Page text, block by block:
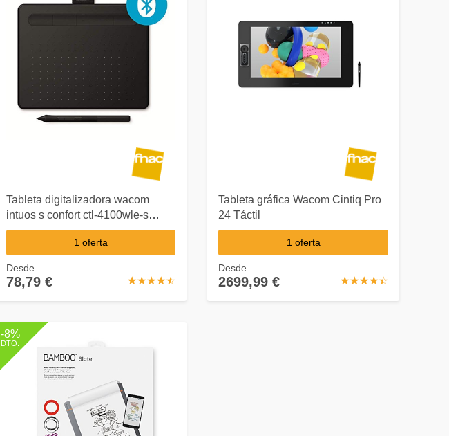
Tableta digitalizadora wacom
intuos s confort ctl-4100wle-s
negro/ CTL-4100WLK-S
1 oferta
☆☆☆☆☆
★★★★★
Desde
78,79 €
Tableta gráfica Wacom Cintiq Pro
24 Táctil
1 oferta
☆☆☆☆☆
★★★★★
Desde
2699,99 €
-8%
DTO.